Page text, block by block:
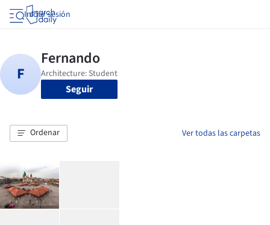
Iniciar sesión
Seguir
Ordenar Ver todas las carpetas